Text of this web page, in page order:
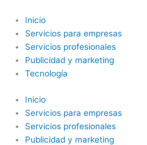
contenido
Inicio
Servicios para empresas
Servicios profesionales
Publicidad y marketing
Tecnología
Inicio
Servicios para empresas
Servicios profesionales
Publicidad y marketing